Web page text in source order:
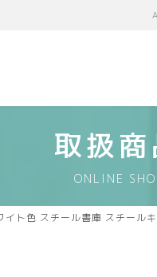
取扱商
ONLINE
ト色 スチール書庫 スチール